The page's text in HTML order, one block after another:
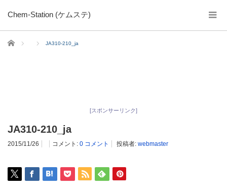
Chem-Station (ケムステ)
ホーム JA310-210_ja
[スポンサーリンク]
JA310-210_ja
2015/11/26 コメント: 0 コメント 投稿者: webmaster